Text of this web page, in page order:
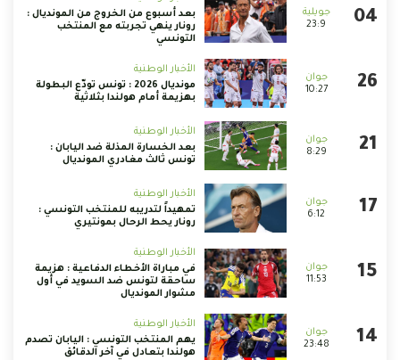
23:9
بعد أسبوع من الخروج من المونديال :
رونار ينهي تجربته مع المنتخب
التونسي
10:27
الأخبار الوطنية
مونديال 2026 : تونس تودّع البطولة
بهزيمة أمام هولندا بثلاثية
8:29
الأخبار الوطنية
بعد الخسارة المذلة ضد اليابان :
تونس ثالث مغادري المونديال
6:12
الأخبار الوطنية
تمهيداً لتدريبه للمنتخب التونسي :
رونار يحط الرحال بمونتيري
11:53
الأخبار الوطنية
في مباراة الأخطاء الدفاعية : هزيمة
ساحقة لتونس ضد السويد في أول
مشوار المونديال
23:48
الأخبار الوطنية
يهم المنتخب التونسي : اليابان تصدم
هولندا بتعادل في آخر الدقائق